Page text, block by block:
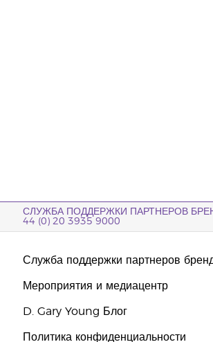
СЛУЖБА ПОДДЕРЖКИ ПАРТНЕРОВ
44 (0) 20 3935 9000
Служба поддержки партнеров
Мероприятия и медиацентр
D. Gary Young Блог
Политика конфиденциальности